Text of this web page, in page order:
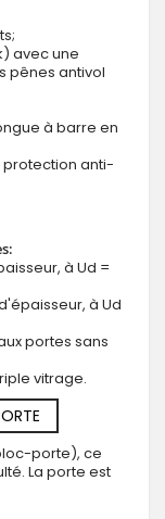
avec une
pênes antivol
à barre en
protection anti-
à Ud =
à Ud
portes sans
vitrage.
porte), ce
La porte est